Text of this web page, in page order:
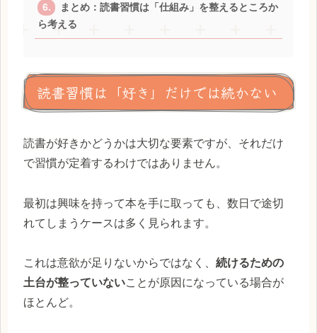
まとめ：読書習慣は「仕組み」を整えるところか
ら考える
読書習慣は「好き」だけでは続かない
読書が好きかどうかは大切な要素ですが、それだけ
で習慣が定着するわけではありません。
最初は興味を持って本を手に取っても、数日で途切
れてしまうケースは多く見られます。
これは意欲が足りないからではなく、 続けるための
土台が整っていないことが原因になっている場合が
ほとんど。